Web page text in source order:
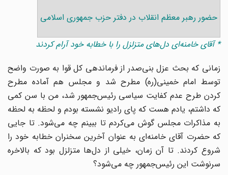
حضور رهبر معظم انقلاب در دفتر حزب جمهوری اسلامی
* آقای خامنه‌ای دل‌های متزلزل را با خطابه خود آرام کردند
زمانی که بحث عزل بنی‌صدر از فرماندهی کل قوا به صورت واضح
توسط امام خمینی(ره) مطرح شد و مجلس هم آماده مطرح
کردن طرح عدم‌ کفایت سیاسی رئیس‌جمهور شد، من با سن کمی
که داشتم، یادم هست که پای رادیو نشسته بودم و لحظه به لحظه
به مذاکرات مجلس گوش می‌کردم تا ببینم چه می‌شود. تا جایی
که حضرت آقای خامنه‌ای به عنوان آخرین سخنران خطابه خود را
شروع کردند. تا آن زمان، خیلی از دل‌ها متزلزل بود که بالاخره
سرنوشت این رئیس‌جمهور چه می‌شود؟